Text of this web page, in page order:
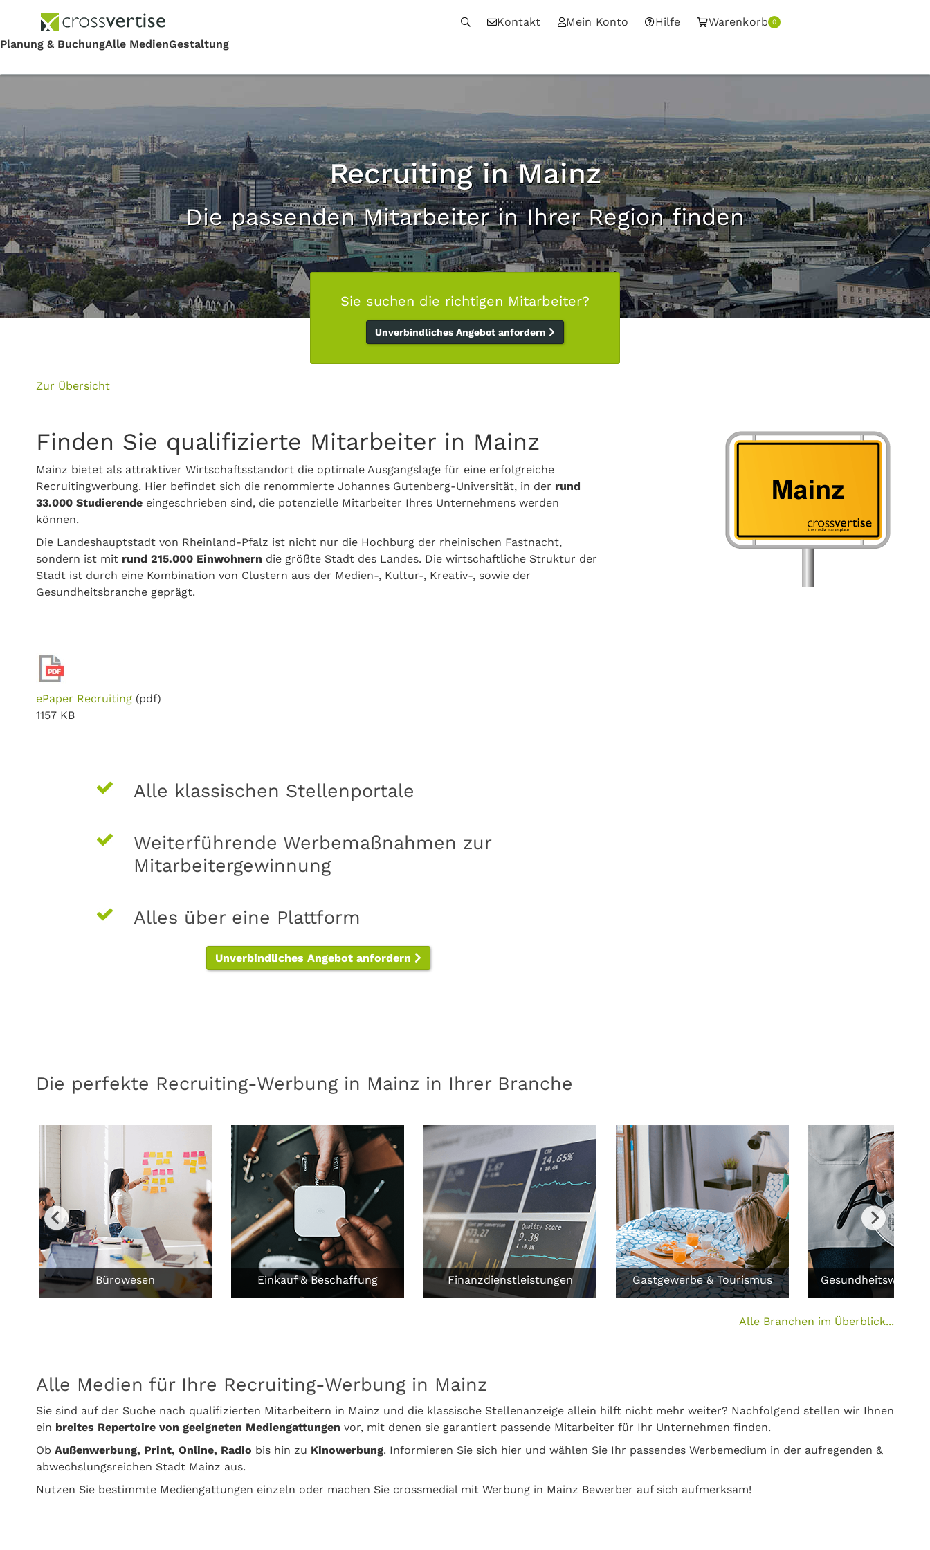
Kontakt Mein Konto Hilfe Warenkorb 0
Recruiting in Mainz
Die passenden Mitarbeiter in Ihrer Region finden
Sie suchen die richtigen Mitarbeiter?
Unverbindliches Angebot anfordern
Zur Übersicht
Finden Sie qualifizierte Mitarbeiter in Mainz
Mainz bietet als attraktiver Wirtschaftsstandort die optimale Ausgangslage für eine erfolgreiche
Recruitingwerbung. Hier befindet sich die renommierte Johannes Gutenberg-Universität, in der rund
33.000 Studierende eingeschrieben sind, die potenzielle Mitarbeiter Ihres Unternehmens werden
können.
Die Landeshauptstadt von Rheinland-Pfalz ist nicht nur die Hochburg der rheinischen Fastnacht,
sondern ist mit rund 215.000 Einwohnern die größte Stadt des Landes. Die wirtschaftliche Struktur der
Stadt ist durch eine Kombination von Clustern aus der Medien-, Kultur-, Kreativ-, sowie der
Gesundheitsbranche geprägt.
ePaper Recruiting (pdf)
1157 KB
Alle klassischen Stellenportale
Weiterführende Werbemaßnahmen zur
Mitarbeitergewinnung
Alles über eine Plattform
Unverbindliches Angebot anfordern
Die perfekte Recruiting-Werbung in Mainz in Ihrer Branche
Bürowesen Einkauf & Beschaffung Finanzdienstleistungen Gastgewerbe & Tourismus Gesundheitswesen
Alle Branchen im Überblick...
Alle Medien für Ihre Recruiting-Werbung in Mainz
Sie sind auf der Suche nach qualifizierten Mitarbeitern in Mainz und die klassische Stellenanzeige allein hilft nicht mehr weiter? Nachfolgend stellen wir Ihnen
ein breites Repertoire von geeigneten Mediengattungen vor, mit denen sie garantiert passende Mitarbeiter für Ihr Unternehmen finden.
Ob Außenwerbung, Print, Online, Radio bis hin zu Kinowerbung. Informieren Sie sich hier und wählen Sie Ihr passendes Werbemedium in der aufregenden &
abwechslungsreichen Stadt Mainz aus.
Nutzen Sie bestimmte Mediengattungen einzeln oder machen Sie crossmedial mit Werbung in Mainz Bewerber auf sich aufmerksam!